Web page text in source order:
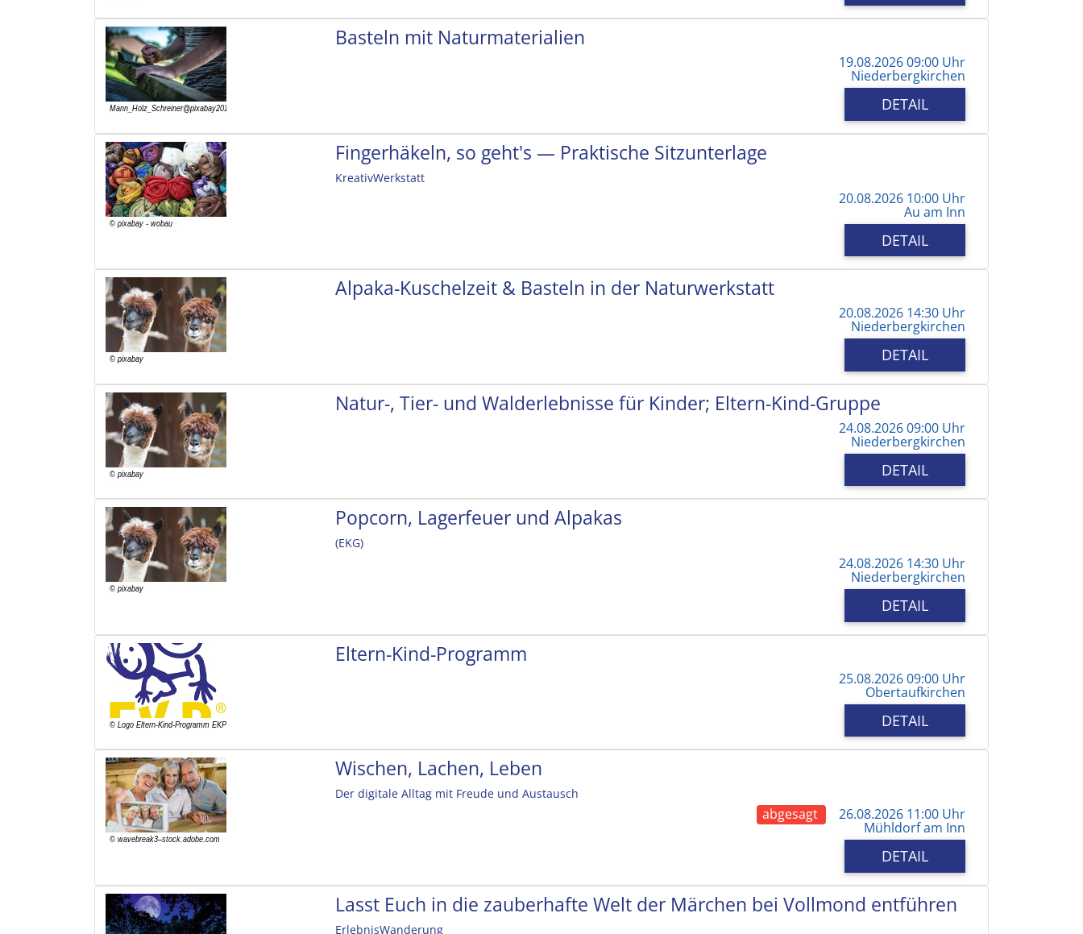
Basteln mit Naturmaterialien
19.08.2026 09:00 Uhr
Niederbergkirchen
DETAIL
Fingerhäkeln, so geht's — Praktische Sitzunterlage
KreativWerkstatt
20.08.2026 10:00 Uhr
Au am Inn
DETAIL
Alpaka-Kuschelzeit & Basteln in der Naturwerkstatt
20.08.2026 14:30 Uhr
Niederbergkirchen
DETAIL
Natur-, Tier- und Walderlebnisse für Kinder; Eltern-Kind-Gruppe
24.08.2026 09:00 Uhr
Niederbergkirchen
DETAIL
Popcorn, Lagerfeuer und Alpakas
(EKG)
24.08.2026 14:30 Uhr
Niederbergkirchen
DETAIL
Eltern-Kind-Programm
25.08.2026 09:00 Uhr
Obertaufkirchen
DETAIL
Wischen, Lachen, Leben
Der digitale Alltag mit Freude und Austausch
abgesagt 26.08.2026 11:00 Uhr
Mühldorf am Inn
DETAIL
Lasst Euch in die zauberhafte Welt der Märchen bei Vollmond entführen
ErlebnisWanderung